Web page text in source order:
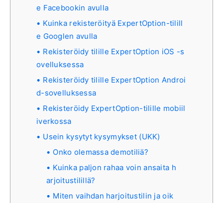
e Facebookin avulla
Kuinka rekisteröityä ExpertOption-tilill
e Googlen avulla
Rekisteröidy tilille ExpertOption iOS -s
ovelluksessa
Rekisteröidy tilille ExpertOption Androi
d-sovelluksessa
Rekisteröidy ExpertOption-tilille mobiil
iverkossa
Usein kysytyt kysymykset (UKK)
Onko olemassa demotiliä?
Kuinka paljon rahaa voin ansaita h
arjoitustilillä?
Miten vaihdan harjoitustilin ja oik